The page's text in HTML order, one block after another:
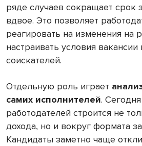
ряде случаев сокращает срок
вдвое. Это позволяет
реагировать на изменения на
настраивать условия
соискателей.
Отдельную роль играет
самих исполнителей.
работодателей строится не
дохода, но и вокруг формата
Кандидаты заметно чаще